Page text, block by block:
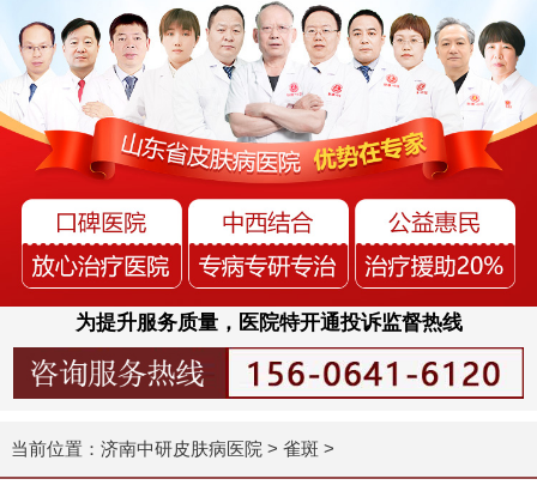
为提升服务质量，医院特开通投诉监督热线
当前位置： 济南中研皮肤病医院 > 雀斑 >